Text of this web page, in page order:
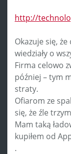
http://
Okazuje się,
wiedziały o
Firma celowo
później – tym
straty.
Ofiarom ze
się, że źle
Mam taką
kupiłem od
.